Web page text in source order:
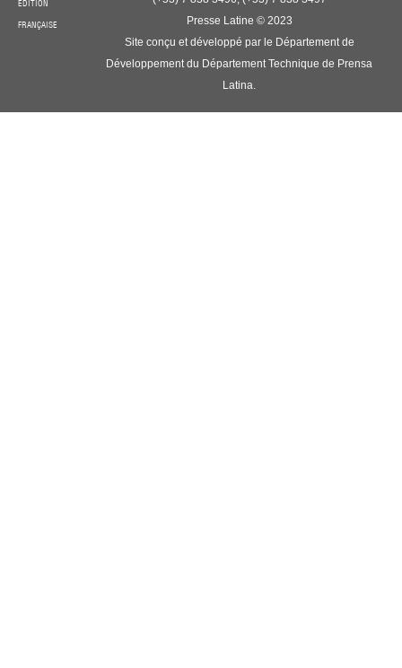
ÉDITION
FRANÇAISE
Presse Latine © 2023
Site conçu et développé par le Département de
Développement du Département Technique de Prensa
Latina.